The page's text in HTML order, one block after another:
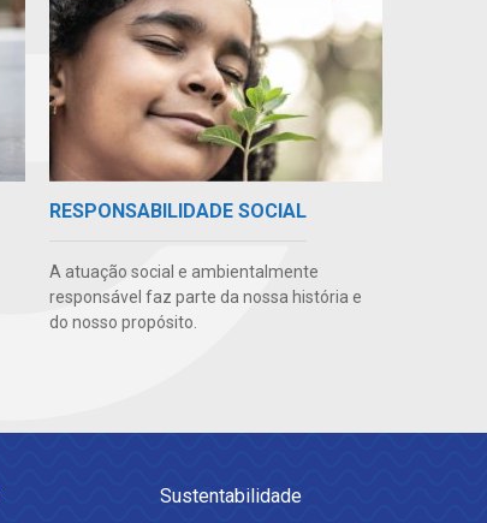
RESPONSABILIDADE SOCIAL
A atuação social e ambientalmente
responsável faz parte da nossa história e
do nosso propósito.
Sustentabilidade